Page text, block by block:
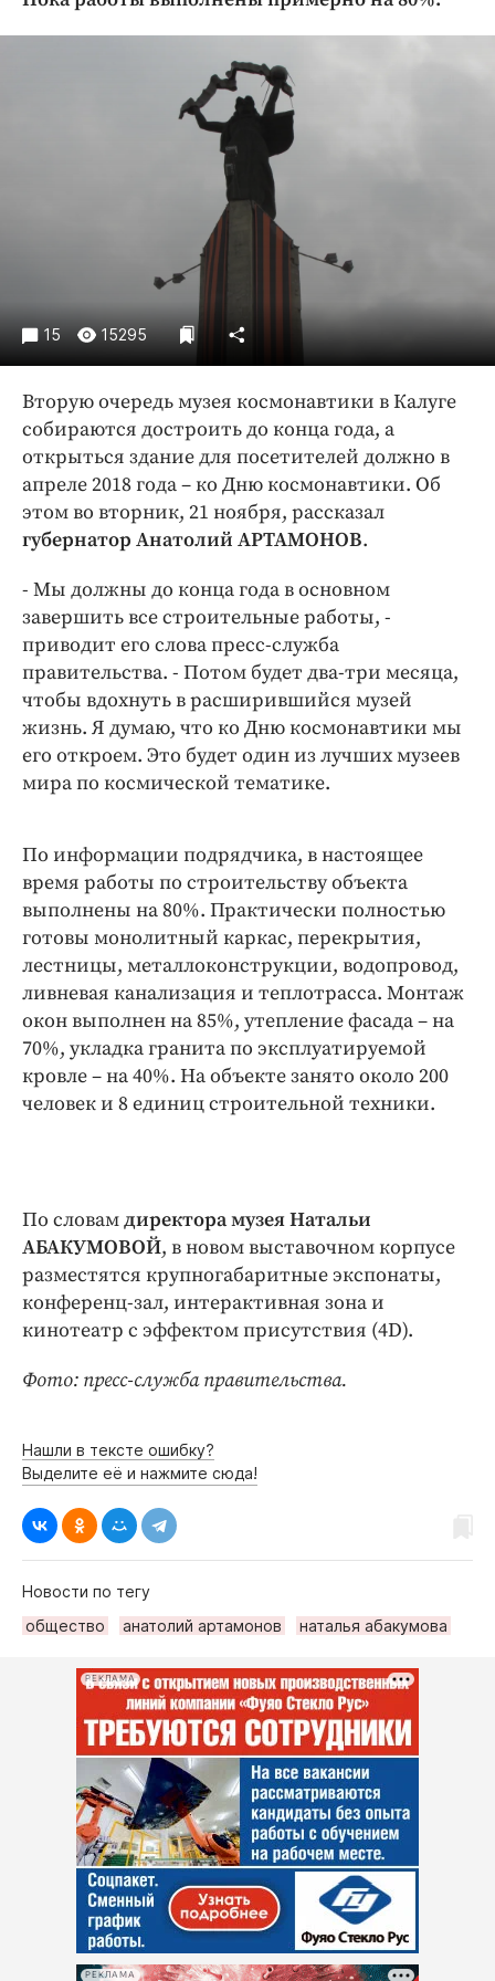
Криминал
Недвижимость и ЖКХ
Образование
Происшествия
Экономика и бизнес
ПРОЕКТЫ
Блоги
Издания
Медиаперсона
Интересное чтиво
Клиника года
Работодатель года
15 15295
Вторую очередь музея космонавтики в Калуге
собираются достроить до конца года, а
открыться здание для посетителей должно в
апреле 2018 года – ко Дню космонавтики. Об
этом во вторник, 21 ноября, рассказал
губернатор Анатолий АРТАМОНОВ.
- Мы должны до конца года в основном
завершить все строительные работы, -
приводит его слова пресс-служба
правительства. - Потом будет два-три месяца,
чтобы вдохнуть в расширившийся музей
жизнь. Я думаю, что ко Дню космонавтики мы
его откроем. Это будет один из лучших музеев
мира по космической тематике.
По информации подрядчика, в настоящее
время работы по строительству объекта
выполнены на 80%. Практически полностью
готовы монолитный каркас, перекрытия,
лестницы, металлоконструкции, водопровод,
ливневая канализация и теплотрасса. Монтаж
окон выполнен на 85%, утепление фасада – на
70%, укладка гранита по эксплуатируемой
кровле – на 40%. На объекте занято около 200
человек и 8 единиц строительной техники.
По словамдиректора музея Натальи
АБАКУМОВОЙ, в новом выставочном корпусе
разместятся крупногабаритные экспонаты,
конференц-зал, интерактивная зона и
кинотеатр с эффектом присутствия (4D).
Фото: пресс-служба правительства.
Нашли в тексте ошибку?
Выделите её и нажмите сюда!
Новости по тегу
общество
анатолий артамонов наталья абакумова
РЕКЛАМА
РЕКЛАМА